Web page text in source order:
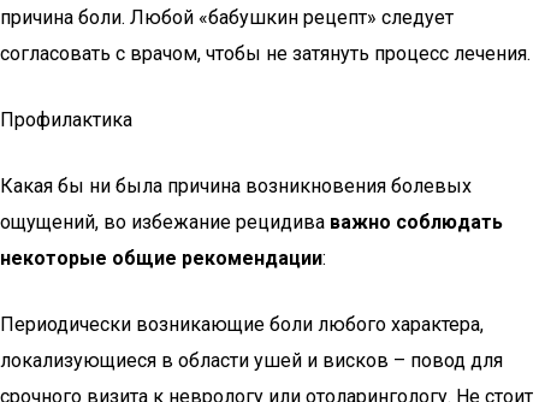
причина боли. Любой «бабушкин рецепт» следует
согласовать с врачом, чтобы не затянуть процесс лечения.
Профилактика
Какая бы ни была причина возникновения болевых
ощущений, во избежание рецидива важно соблюдать
некоторые общие рекомендации:
Периодически возникающие боли любого характера,
локализующиеся в области ушей и висков – повод для
срочного визита к неврологу или отоларингологу. Не стоит